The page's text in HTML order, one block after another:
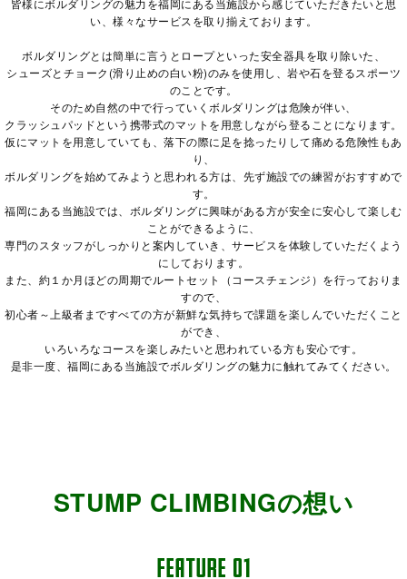
皆様にボルダリングの魅力を福岡にある当施設から感じていただきたいと思
い、様々なサービスを取り揃えております。
ボルダリングとは簡単に言うとロープといった安全器具を取り除いた、
シューズとチョーク(滑り止めの白い粉)のみを使用し、岩や石を登るスポーツ
のことです。
そのため自然の中で行っていくボルダリングは危険が伴い、
クラッシュパッドという携帯式のマットを用意しながら登ることになります。
仮にマットを用意していても、落下の際に足を捻ったりして痛める危険性もあ
り、
ボルダリングを始めてみようと思われる方は、先ず施設での練習がおすすめで
す。
福岡にある当施設では、ボルダリングに興味がある方が安全に安心して楽しむ
ことができるように、
専門のスタッフがしっかりと案内していき、サービスを体験していただくよう
にしております。
また、約１か月ほどの周期でルートセット（コースチェンジ）を行っておりま
すので、
初心者～上級者まですべての方が新鮮な気持ちで課題を楽しんでいただくこと
ができ、
いろいろなコースを楽しみたいと思われている方も安心です。
是非一度、福岡にある当施設でボルダリングの魅力に触れてみてください。
STUMP CLIMBINGの想い